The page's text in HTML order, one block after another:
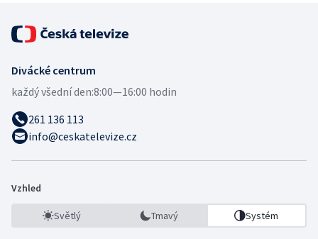
Divácké centrum
každý všední den:8:00—16:00 hodin
261 136 113
info@ceskatelevize.cz
Vzhled
Světlý Tmavý Systém